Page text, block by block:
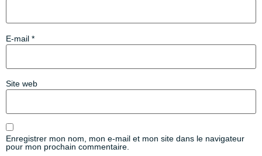
E-mail *
Site web
Enregistrer mon nom, mon e-mail et mon site dans le navigateur
pour mon prochain commentaire.